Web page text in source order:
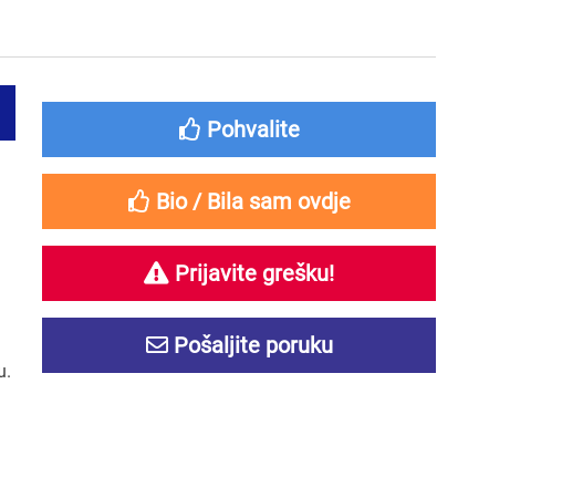
Pohvalite
Bio / Bila sam ovdje
Prijavite grešku!
Pošaljite poruku